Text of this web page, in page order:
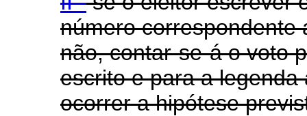
número correspondente
não, contar-se-á o voto
escrito e para a
ocorrer a hipótese